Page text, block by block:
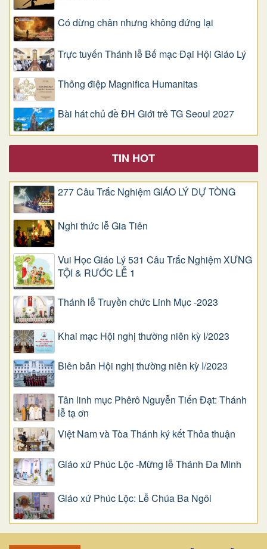
Có dừng chân nhưng không đứng lại
Trực tuyến Thánh lễ Bế mạc Đại Hội Giáo Lý
Thông điệp Magnifica Humanitas
Bài hát chủ đề ĐH Giới trẻ TG Seoul 2027
TIN HOT
277 Câu Trắc Nghiệm GIÁO LÝ DỰ TÒNG
Nghi thức lễ Gia Tiên
Vui Học Giáo Lý 531 Câu Trắc Nghiệm XƯNG
TỘI & RƯỚC LỄ 1
Thánh lễ Truyền chức Linh Mục -2023
Khai mạc Hội nghị thường niên kỳ I/2023
Biên bản Hội nghị thường niên kỳ I/2023
Tân linh mục Phêrô Nguyễn Tiến Đạt: Thánh
lễ tạ ơn
Việt Nam và Tòa Thánh ký kết Thỏa thuận
Giáo xứ Phúc Lộc -Mừng lễ Thánh Đa Minh
Giáo xứ Phúc Lộc: Lễ Chúa Ba Ngôi